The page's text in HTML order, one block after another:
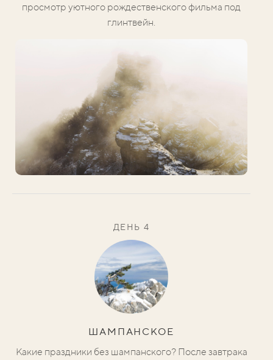
просмотр уютного рождественского фильма под
глинтвейн.
ДЕНЬ 4
ШАМПАНСКОЕ
Какие праздники без шампанского? После завтрака